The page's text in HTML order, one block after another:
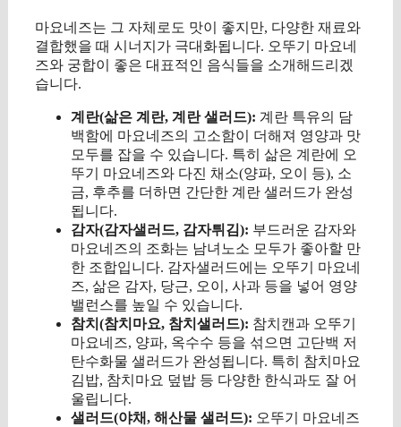
마요네즈는 그 자체로도 맛이 좋지만, 다양한 재료와
결합했을 때 시너지가 극대화됩니다. 오뚜기 마요네
즈와 궁합이 좋은 대표적인 음식들을 소개해드리겠
습니다.
계란(삶은 계란, 계란 샐러드): 계란 특유의 담
백함에 마요네즈의 고소함이 더해져 영양과 맛
모두를 잡을 수 있습니다. 특히 삶은 계란에 오
뚜기 마요네즈와 다진 채소(양파, 오이 등), 소
금, 후추를 더하면 간단한 계란 샐러드가 완성
됩니다.
감자(감자샐러드, 감자튀김): 부드러운 감자와
마요네즈의 조화는 남녀노소 모두가 좋아할 만
한 조합입니다. 감자샐러드에는 오뚜기 마요네
즈, 삶은 감자, 당근, 오이, 사과 등을 넣어 영양
밸런스를 높일 수 있습니다.
참치(참치마요, 참치샐러드): 참치캔과 오뚜기
마요네즈, 양파, 옥수수 등을 섞으면 고단백 저
탄수화물 샐러드가 완성됩니다. 특히 참치마요
김밥, 참치마요 덮밥 등 다양한 한식과도 잘 어
울립니다.
샐러드(야채, 해산물 샐러드): 오뚜기 마요네즈